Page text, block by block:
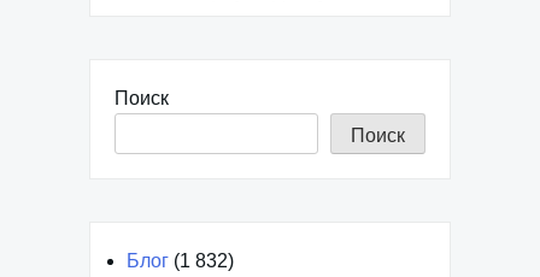
Поиск
Поиск
Блог (1 832)